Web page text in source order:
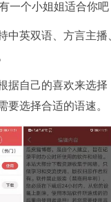
一个小姐姐适合你吧
中英双语、方言主
据自己的喜欢来选择
要选择合适的语速。